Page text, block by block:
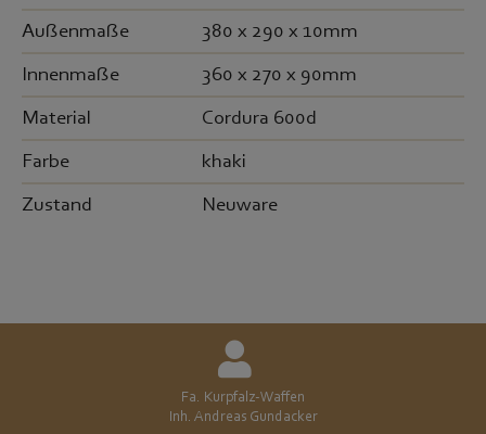
Außenmaße 380 x 290 x 10mm
Innenmaße 360 x 270 x 90mm
Material Cordura 600d
Farbe khaki
Zustand Neuware
Fa. Kurpfalz-Waffen
Inh. Andreas Gundacker